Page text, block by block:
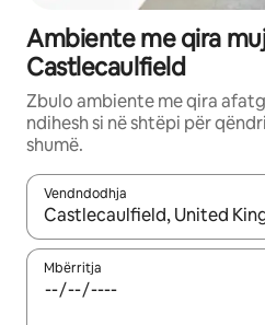
Ambiente me qira
Castlecaulfield
Zbulo ambiente me qira
ndihesh si në shtëpi për
shumë.
Vendndodhja
Kur rezultatet të jenë të
Mbërritja